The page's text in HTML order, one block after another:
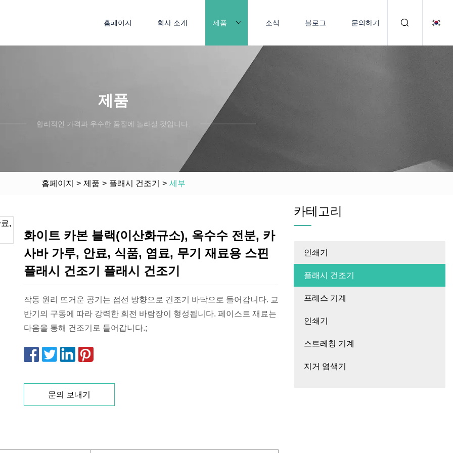
홈페이지 회사 소개 제품 소식 블로그 문의하기
제품
합리적인 가격과 우수한 품질에 놀라실 것입니다.
홈페이지 > 제품 > 플래시 건조기 > 세부
화이트 카본 블랙(이산화규소), 옥수수 전분, 카
사바 가루, 안료, 식품, 염료, 무기 재료용 스핀
플래시 건조기 플래시 건조기
작동 원리 뜨거운 공기는 접선 방향으로 건조기 바닥으로 들어갑니다. 교
반기의 구동에 따라 강력한 회전 바람장이 형성됩니다. 페이스트 재료는
다음을 통해 건조기로 들어갑니다.;
문의 보내기
카테고리
인쇄기
플래시 건조기
프레스 기계
인쇄기
스트레칭 기계
지거 염색기